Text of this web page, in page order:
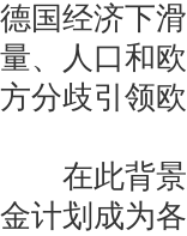
德国经济下
量、人口和
方分歧引领
在此背景
金计划成为